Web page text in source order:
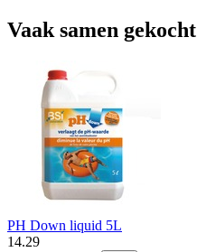
Vaak samen gekocht
PH Down liquid 5L
14.29